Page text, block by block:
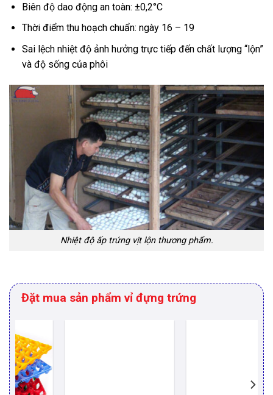
Biên độ dao động an toàn: ±0,2°C
Thời điểm thu hoạch chuẩn: ngày 16 – 19
Sai lệch nhiệt độ ảnh hưởng trực tiếp đến chất lượng “lộn”
và độ sống của phôi
Nhiệt độ ấp trứng vịt lộn thương phẩm.
Đặt mua sản phẩm vỉ đựng trứng